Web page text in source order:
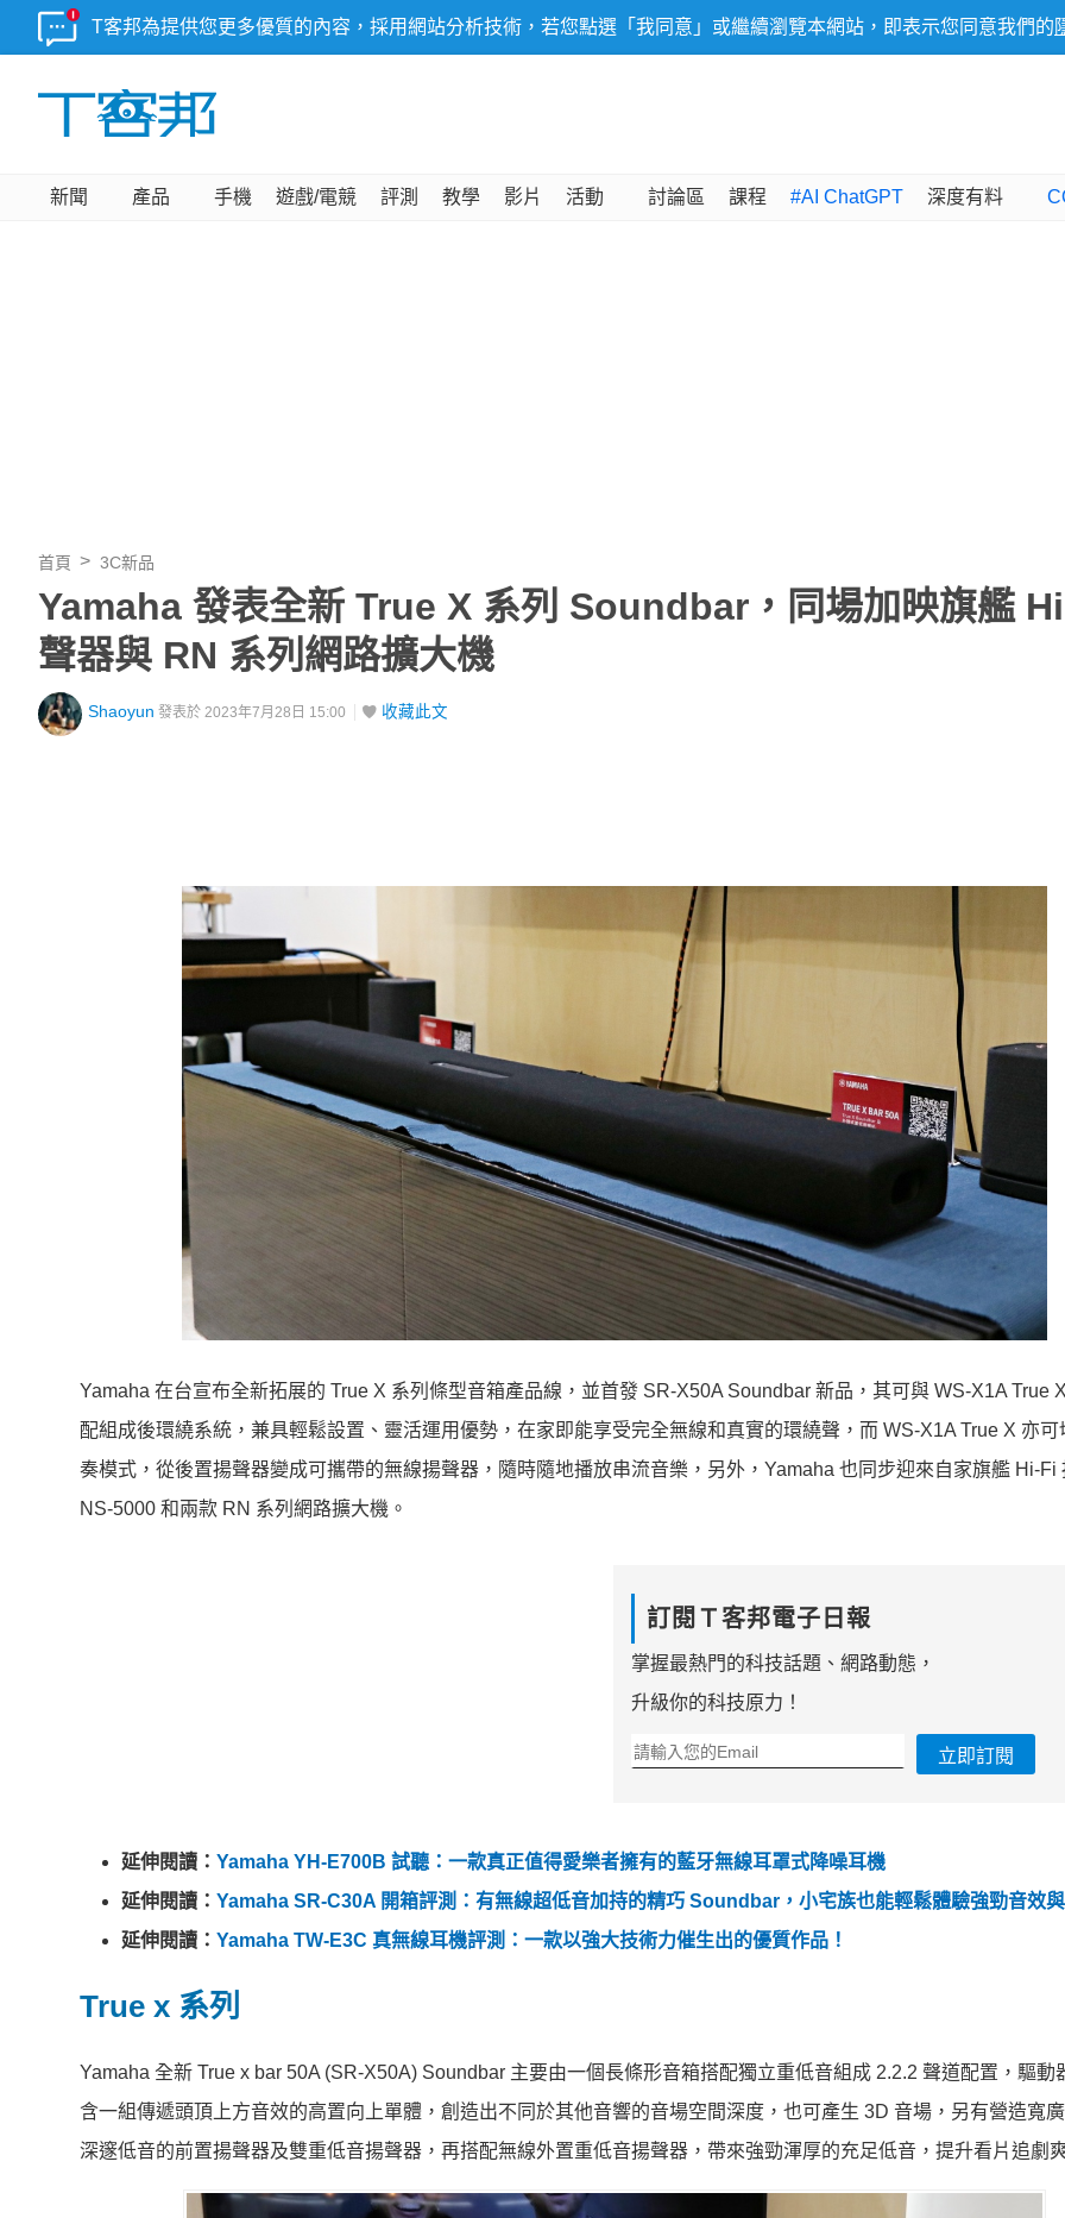
T客邦為提供您更多優質的內容，採用網站分析技術，若您點選「我同意」或繼續瀏覽本網站，即表示您同意我們的
新聞 產品 手機 遊戲/電競 評測 教學 影片 活動 討論區 課程 #AI ChatGPT 深度有料
首頁 3C新品
Yamaha 發表全新 True X 系列 Soundbar，同場加映旗艦
聲器與 RN 系列網路擴大機
Shaoyun 發表於 2023年7月28日 15:00 收藏此文
Yamaha 在台宣布全新拓展的 True X 系列條型音箱產品線，並首發 SR-X50A Soundbar 新品，其可與 WS-X1A True
配組成後環繞系統，兼具輕鬆設置、靈活運用優勢，在家即能享受完全無線和真實的環繞聲，而 WS-X1A True X 亦可
奏模式，從後置揚聲器變成可攜帶的無線揚聲器，隨時隨地播放串流音樂，另外，Yamaha 也同步迎來自家旗艦 Hi-Fi
NS-5000 和兩款 RN 系列網路擴大機。
訂閱Ｔ客邦電子日報
掌握最熱門的科技話題、網路動態，
升級你的科技原力！
立即訂閱
延伸閱讀： Yamaha YH-E700B 試聽：一款真正值得愛樂者擁有的藍牙無線耳罩式降噪耳機
延伸閱讀： Yamaha SR-C30A 開箱評測：有無線超低音加持的精巧 Soundbar，小宅族也能輕鬆體驗強勁音效
延伸閱讀： Yamaha TW-E3C 真無線耳機評測：一款以強大技術力催生出的優質作品！
True x 系列
Yamaha 全新 True x bar 50A (SR-X50A) Soundbar 主要由一個長條形音箱搭配獨立重低音組成 2.2.2 聲道配置，驅動
含一組傳遞頭頂上方音效的高置向上單體，創造出不同於其他音響的音場空間深度，也可產生 3D 音場，另有營造寬
深邃低音的前置揚聲器及雙重低音揚聲器，再搭配無線外置重低音揚聲器，帶來強勁渾厚的充足低音，提升看片追劇